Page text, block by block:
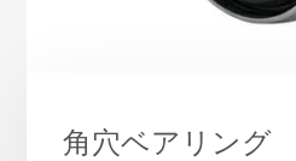
角穴ベアリング